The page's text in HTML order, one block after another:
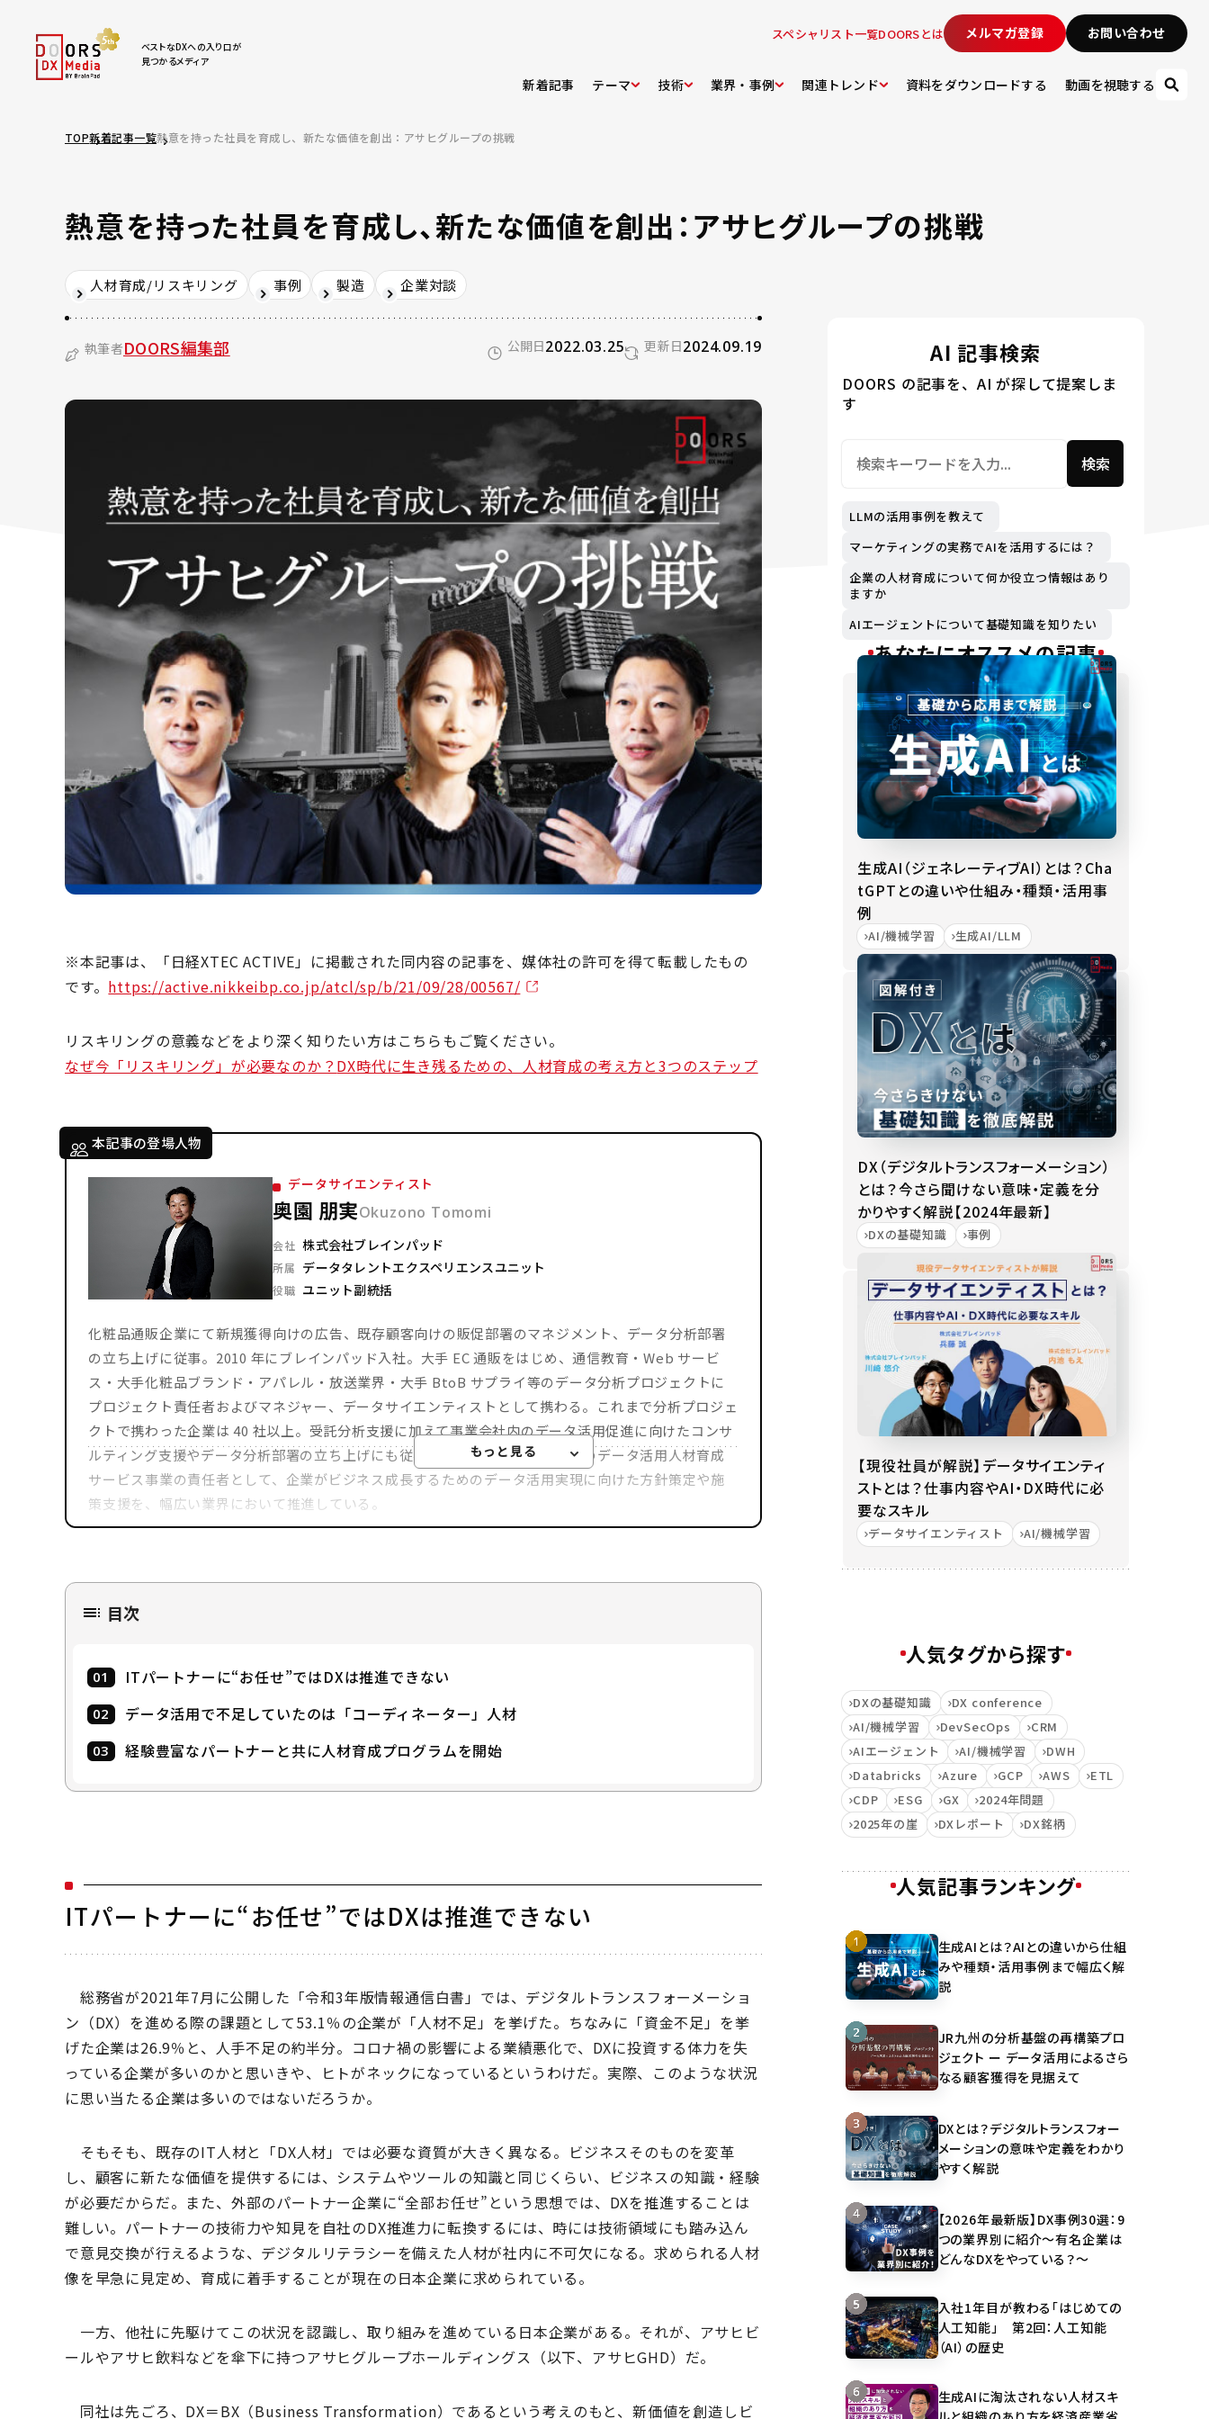
ベストなDXへの入り口が
見つかるメディア
スペシャリスト一覧DOORSとは メルマガ登録 お問い合わせ
新着記事 テーマ 技術 業界・事例 関連トレンド 資料をダウンロードする 動画を視聴する
TOP新着記事一覧熱意を持った社員を育成し、新たな価値を創出：アサヒグループの挑戦
熱意を持った社員を育成し、新たな価値を創出：アサヒグループの挑戦
人材育成/リスキリング 事例 製造 企業対談
執筆者DOORS編集部 公開日2022.03.25 更新日2024.09.19
※本記事は、「日経XTEC ACTIVE」に掲載された同内容の記事を、媒体社の許可を得て転載したもの
です。 https://active.nikkeibp.co.jp/atcl/sp/b/21/09/28/00567/
リスキリングの意義などをより深く知りたい方はこちらもご覧ください。
なぜ今「リスキリング」が必要なのか？ DX時代に生き残るための、人材育成の考え方と3つのステップ
本記事の登場人物
データサイエンティスト
奥園 朋実Okuzono Tomomi
会社 株式会社ブレインパッド
所属 データタレントエクスペリエンスユニット
役職 ユニット副統括
化粧品通販企業にて新規獲得向けの広告、既存顧客向けの販促部署のマネジメント、データ分析部署
の立ち上げに従事。2010 年にブレインパッド入社。大手 EC 通販をはじめ、通信教育・Web サービ
ス・大手化粧品ブランド・アパレル・放送業界・大手 BtoB サプライ等のデータ分析プロジェクトに
プロジェクト責任者およびマネジャー、データサイエンティストとして携わる。これまで分析プロジェ
クトで携わった企業は 40 社以上。受託分析支援に加えて事業会社内のデータ活用促進に向けたコンサ
ルティング支援やデータ分析部署の立ち上げにも従事。近年はブレインパッドのデータ活用人材育成
サービス事業の責任者として、企業がビジネス成長するためのデータ活用実現に向けた方針策定や施
策支援を、幅広い業界において推進している。
所属 トランスフォーメーションユニット
役職 マネジャー
大学卒業後、多次元データベースをエンジンとしたOLAPシステムの導入・運用支援に従事。 2015年
パレルメーカーなど幅広い業種・領域のデータ分析ならびにデータ利活用支援プロジェクトに従事。
目次
ITパートナーに“お任せ”ではDXは推進できない
データ活用で不足していたのは「コーディネーター」人材
経験豊富なパートナーと共に人材育成プログラムを開始
ITパートナーに“お任せ”ではDXは推進できない
総務省が2021年7月に公開した「令和3年版情報通信白書」では、デジタルトランスフォーメーショ
ン（DX）を進める際の課題として53.1％の企業が「人材不足」を挙げた。ちなみに「資金不足」を挙
げた企業は26.9％と、人手不足の約半分。コロナ禍の影響による業績悪化で、DXに投資する体力を失
っている企業が多いのかと思いきや、ヒトがネックになっているというわけだ。実際、このような状況
に思い当たる企業は多いのではないだろうか。
そもそも、既存のIT人材と「DX人材」では必要な資質が大きく異なる。ビジネスそのものを変革
し、顧客に新たな価値を提供するには、システムやツールの知識と同じくらい、ビジネスの知識・経験
が必要だからだ。また、外部のパートナー企業に“全部お任せ”という思想では、DXを推進することは
難しい。パートナーの技術力や知見を自社のDX推進力に転換するには、時には技術領域にも踏み込ん
で意見交換が行えるような、デジタルリテラシーを備えた人材が社内に不可欠になる。求められる人材
像を早急に見定め、育成に着手することが現在の日本企業に求められている。
一方、他社に先駆けてこの状況を認識し、取り組みを進めている日本企業がある。それが、アサヒビ
ールやアサヒ飲料などを傘下に持つアサヒグループホールディングス（以下、アサヒGHD）だ。
同社は先ごろ、DX＝BX（Business Transformation）であるという考えのもと、新価値を創造しビ
AI 記事検索
DOORS の記事を、AI が探して提案しま
す
検索
LLMの活用事例を教えて
マーケティングの実務でAIを活用するには？
企業の人材育成について何か役立つ情報はあり
ますか
AIエージェントについて基礎知識を知りたい
あなたにオススメの記事
生成AI（ジェネレーティブAI）とは？Cha
tGPTとの違いや仕組み・種類・活用事
例
AI/機械学習 生成AI/LLM
DX（デジタルトランスフォーメーション）
とは？今さら聞けない意味・定義を分
かりやすく解説【2024年最新】
DXの基礎知識 事例
【現役社員が解説】データサイエンティ
ストとは？仕事内容やAI・DX時代に必
要なスキル
データサイエンティスト AI/機械学習
人気タグから探す
DXの基礎知識
DX conference
AI/機械学習
DevSecOps
CRM
AIエージェント
AI/機械学習
DWH
Databricks
Azure GCP AWS
ETL
CDP
ESG GX
2024年問題
2025年の崖
DXレポート DX銘柄
人気記事ランキング
生成AIとは？AIとの違いから仕組
みや種類・活用事例まで幅広く解
説
JR九州の分析基盤の再構築プロ
ジェクト ー データ活用によるさら
なる顧客獲得を見据えて
DXとは？デジタルトランスフォー
メーションの意味や定義をわかり
やすく解説
【2026年最新版】DX事例30選：9
つの業界別に紹介～有名企業は
どんなDXをやっている？～
入社1年目が教わる「はじめての
人工知能」 第2回：人工知能
（AI）の歴史
生成AIに淘汰されない人材スキ